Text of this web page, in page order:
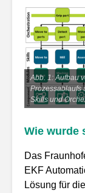
Abb. 1: Aufbau
Prozessablaufs
Skills und
Wie wurde
Das
EKF
Lösung für